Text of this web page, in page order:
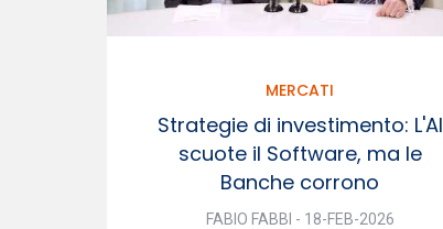
MERCATI
Strategie di investimento: L'AI
scuote il Software, ma le
Banche corrono
FABIO FABBI - 18-FEB-2026